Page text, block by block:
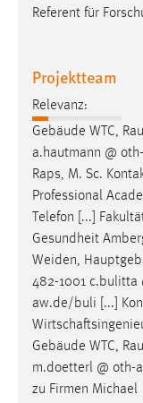
Referent für
Projektteam
Relevanz:
Gebäude WTC,
a.hautmann @
Raps, M. Sc.
Professional
Telefon [...]
Gesundheit
Weiden,
482-1001
aw.de/buli [...]
Gebäude WTC,
m.doetterl @ oth-
zu Firmen Michael